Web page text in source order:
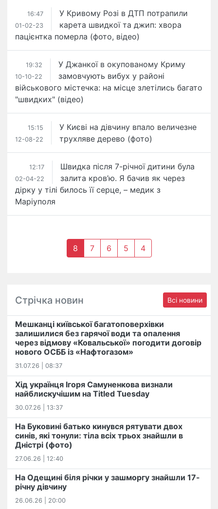
16:47
01-02-23
У Кривому Розі в ДТП потрапили ​
карета швидкої та джип: хвора
пацієнтка померла (фото, відео)
19:32
10-10-22
У Джанкої в окупованому Криму
замовчують вибух у районі
військового містечка: на місце злетілись багато
"швидких" (відео)
15:15
12-08-22
У Києві на дівчину впало величезне
трухляве дерево (фото)
12:17
02-04-22
Швидка після 7-річної дитини була
залита кров’ю. Я бачив як через
дірку у тілі билось її серце, – медик з
Маріуполя
8 7 6 5 4
Стрічка новин Всі новини
Мешканці київської багатоповерхівки
залишилися без гарячої води та опалення
через відмову «Ковальської» погодити договір
нового ОСББ із «Нафтогазом»
31.07.26 | 08:37
Хід українця Ігоря Самуненкова визнали
найблискучішим на Titled Tuesday
30.07.26 | 13:37
На Буковині батько кинувся рятувати двох
синів, які тонули: тіла всіх трьох знайшли в
Дністрі (фото)
27.06.26 | 12:40
На Одещині біля річки у зашморгу знайшли 17-
річну дівчину
26.06.26 | 20:00